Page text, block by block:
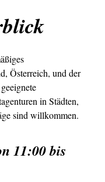
Österreich, und der
in Städten,
sind willkommen.
11:00 bis